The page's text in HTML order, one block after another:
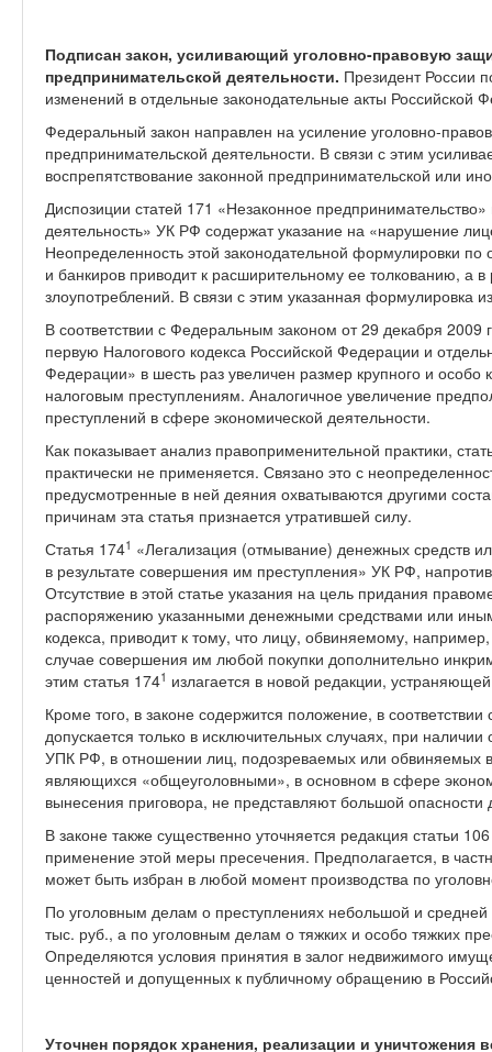
Подписан закон, усиливающий уголовно-правовую
предпринимательской деятельности. Президент России
изменений в отдельные законодательные акты Российской
Федеральный закон направлен на усиление уголовно-
предпринимательской деятельности. В связи с этим
воспрепятствование законной предпринимательской или
Диспозиции статей 171 «Незаконное
деятельность» УК РФ содержат указание на «нарушение
Неопределенность этой законодательной формулировки
и банкиров приводит к расширительному ее толкованию, а
злоупотреблений. В связи с этим указанная формулировка
В соответствии с Федеральным законом от 29 декабря
первую Налогового кодекса Российской Федерации и
Федерации» в шесть раз увеличен размер крупного и особо
налоговым преступлениям. Аналогичное увеличение
преступлений в сфере экономической деятельности.
Как показывает анализ правоприменительной практики,
практически не применяется. Связано это с
предусмотренные в ней деяния охватываются другими
причинам эта статья признается утратившей силу.
Статья 1741 «Легализация (отмывание) денежных средств
в результате совершения им преступления» УК РФ,
Отсутствие в этой статье указания на цель придания
распоряжению указанными денежными средствами или
кодекса, приводит к тому, что лицу, обвиняемому,
случае совершения им любой покупки дополнительно
этим статья 1741 излагается в новой редакции,
Кроме того, в законе содержится положение, в
допускается только в исключительных случаях, при
УПК РФ, в отношении лиц, подозреваемых или обвиняемых
являющихся «общеуголовными», в основном в сфере
вынесения приговора, не представляют большой опасности
В законе также существенно уточняется редакция статьи
применение этой меры пресечения. Предполагается, в
может быть избран в любой момент производства по
По уголовным делам о преступлениях небольшой и
тыс. руб., а по уголовным делам о тяжких и особо тяжких
Определяются условия принятия в залог недвижимого
ценностей и допущенных к публичному обращению в
Уточнен порядок хранения, реализации и уничтожения